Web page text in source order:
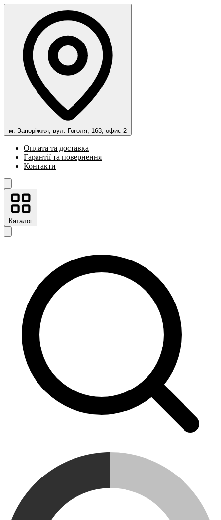
м. Запоріжжя, вул. Гоголя, 163, офис 2
Оплата та доставка
Гарантії та повернення
Контакти
Каталог